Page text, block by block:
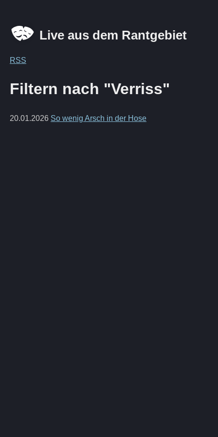
Live aus dem Rantgebiet
RSS
Filtern nach "Verriss"
20.01.2026 So wenig Arsch in der Hose